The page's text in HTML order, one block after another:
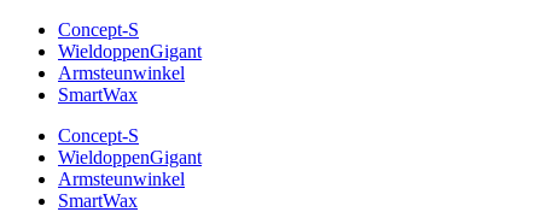
Concept-S
WieldoppenGigant
Armsteunwinkel
SmartWax
Concept-S
WieldoppenGigant
Armsteunwinkel
SmartWax